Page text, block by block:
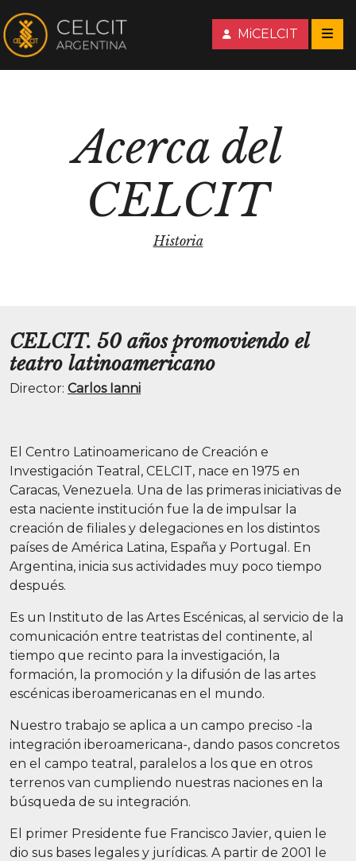
MiCELCIT
Acerca del
CELCIT
Historia
CELCIT. 50 años promoviendo el
teatro latinoamericano
Director: Carlos Ianni
El Centro Latinoamericano de Creación e
Investigación Teatral, CELCIT, nace en 1975 en
Caracas, Venezuela. Una de las primeras iniciativas de
esta naciente institución fue la de impulsar la
creación de filiales y delegaciones en los distintos
países de América Latina, España y Portugal. En
Argentina, inicia sus actividades muy poco tiempo
después.
Es un Instituto de las Artes Escénicas, al servicio de la
comunicación entre teatristas del continente, al
tiempo que recinto para la investigación, la
formación, la promoción y la difusión de las artes
escénicas iberoamericanas en el mundo.
Nuestro trabajo se aplica a un campo preciso -la
integración iberoamericana-, dando pasos concretos
en el campo teatral, paralelos a los que en otros
terrenos van cumpliendo nuestras naciones en la
búsqueda de su integración.
El primer Presidente fue Francisco Javier, quien le
dio sus bases legales y jurídicas. A partir de 2001 le